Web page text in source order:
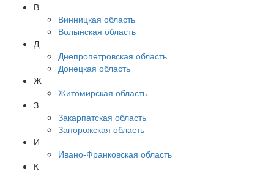
В
Винницкая область
Волынская область
Д
Днепропетровская область
Донецкая область
Ж
Житомирская область
З
Закарпатская область
Запорожская область
И
Ивано-Франковская область
К